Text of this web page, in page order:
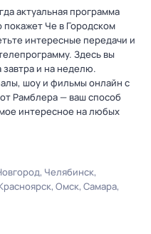
актуальная программа
покажет Че в Городском
интересные передачи и
Здесь вы
завтра и на неделю.
шоу и фильмы онлайн с
Рамблера — ваш способ
интересное на любых
Челябинск
Омск Самара